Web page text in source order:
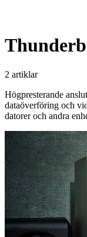
2 artiklar
Högpresterande
dataöverföring och
datorer och andra